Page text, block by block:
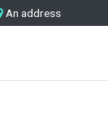
An address